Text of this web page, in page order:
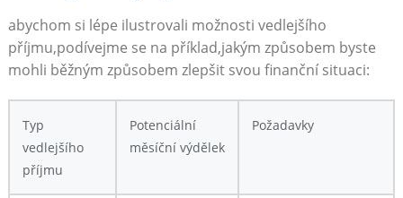
abychom si lépe ilustrovali možnosti vedlejšího‌
příjmu,podívejme se‍ na příklad,jakým způsobem ​byste
mohli běžným způsobem zlepšit ‍svou finanční situaci:
Typ
‌vedlejšího
příjmu
Potenciální⁤
měsíční výdělek
Požadavky